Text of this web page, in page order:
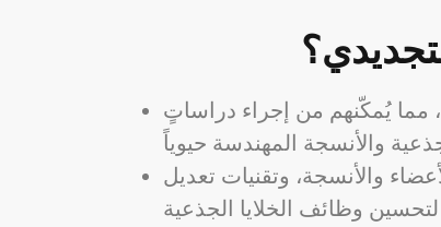
مما يُمكّنهم من إجراء دراساتٍ
والأنسجة، وتقنيات تعديل